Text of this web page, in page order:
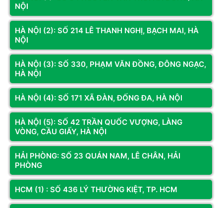
Bước 3
Nhấn OK.
Bước 4
: Sau khi mở phần phần mềm, bạn chọn Disable
Windows Defender (Tắt Windows Defender).
Dùng Defender Control để tắt Windows Security
NỘI
HÀ NỘI (2): SỐ 214 LÊ THANH NGHỊ, BẠCH MAI, HÀ
NỘI
HÀ NỘI (3): SỐ 330, PHẠM VĂN ĐỒNG, ĐÔNG NGẠC,
HÀ NỘI
HÀ NỘI (4): SỐ 171 XÃ ĐÀN, ĐỐNG ĐA, HÀ NỘI
HÀ NỘI (5): SỐ 42 TRẦN QUỐC VƯỢNG, LÀNG
VÒNG, CẦU GIẤY, HÀ NỘI
HẢI PHÒNG: SỐ 23 QUÁN NAM, LÊ CHÂN, HẢI
PHÒNG
HCM (1) : SỐ 436 LÝ THƯỜNG KIỆT, TP. HCM